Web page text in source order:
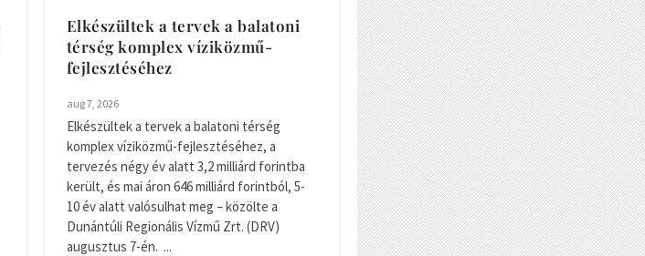
Elkészültek a tervek a balatoni
térség komplex víziközmű-
fejlesztéséhez
aug 7, 2026
Elkészültek a tervek a balatoni térség
komplex víziközmű-fejlesztéséhez, a
tervezés négy év alatt 3,2 milliárd forintba
került, és mai áron 646 milliárd forintból, 5-
10 év alatt valósulhat meg – közölte a
Dunántúli Regionális Vízmű Zrt. (DRV)
augusztus 7-én. ...